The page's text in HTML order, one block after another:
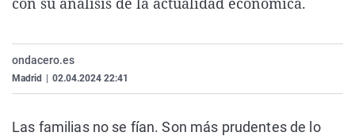
La rosa de los vientos
Gente viajera
Caso
Retornados
Operación Viuda
Extremadura
Galicia
Navarra
País Vasco
Virales
Televisión
ondacero.es
Madrid 02.04.2024 22:41
Las familias no se fían. Son más prudentes de lo